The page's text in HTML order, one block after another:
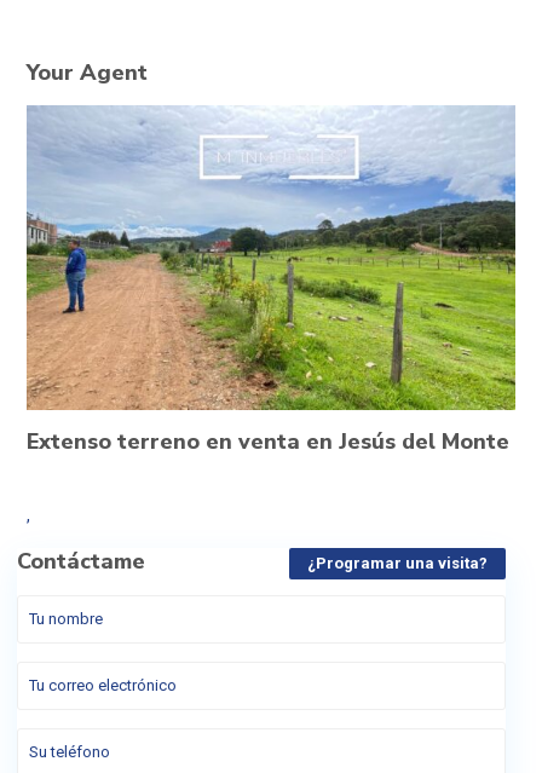
Your Agent
Extenso terreno en venta en Jesús del Monte
,
Contáctame ¿Programar una visita?